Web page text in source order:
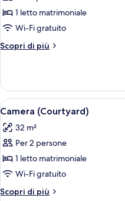
Camera
(Park
1 letto matrimoniale
Wi-Fi gratuito
Scopri di più
Altri
(Park
South)
Apri
tutte
le
foto
per
Camera
(Courtyard)
8
Camera (Courtyard)
32 m²
Per 2 persone
1 letto matrimoniale
Wi-Fi gratuito
Scopri di più
Altri